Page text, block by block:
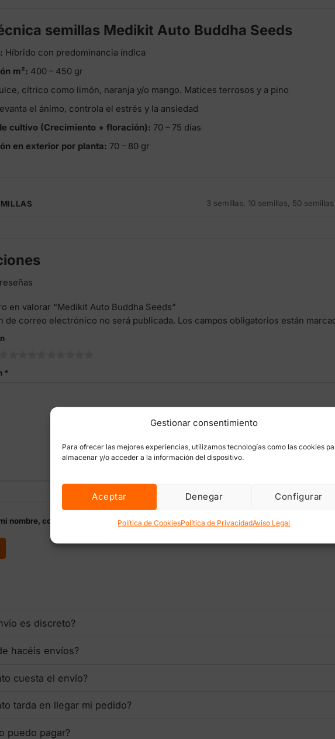
Gestionar consentimiento
Para ofrecer las mejores experiencias, utilizamos tecnologías como las cookies
almacenar y/o acceder a la información del dispositivo.
Aceptar Denegar Configurar
Política de CookiesPolítica de PrivacidadAviso Legal
semillas Medikit Auto Buddha Seeds
Híbrido con predominancia índica
m²: 400 – 450 gr
cítrico como limón, naranja y/o mango. Matices terrosos y a pino
el ánimo, controla el estrés y la ansiedad
cultivo (Crecimiento + floración): 70 – 75 días
en exterior por planta: 70 – 80 gr
3 semillas, 10 semillas, 50 semillas
en valorar “Medikit Auto Buddha Seeds”
de correo electrónico no será publicada. Los campos obligatorios están
*
nombre, correo electrónico y web en este navegador para la próxima vez que
es discreto?
hacéis envíos?
cuesta el envío?
tarda en llegar mi pedido?
puedo pagar?